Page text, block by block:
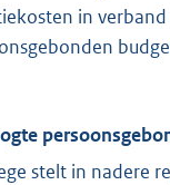
in
stelt in nadere